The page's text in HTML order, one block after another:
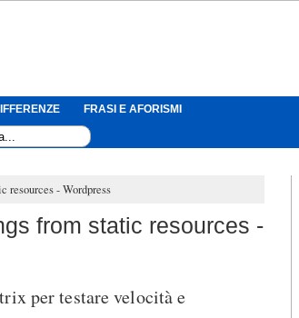
FRASI E AFORISMI
resources - Wordpress
from static resources -
per testare velocità e